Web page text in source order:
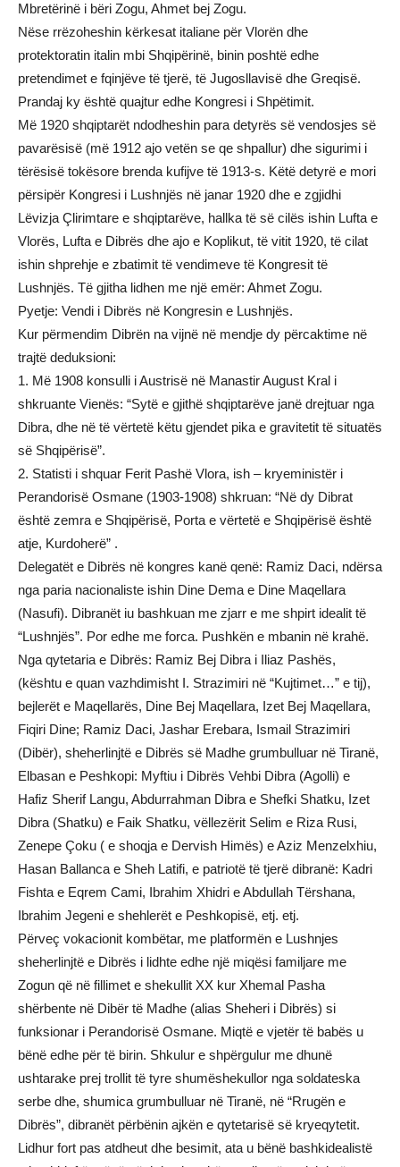
Mbretërinë i bëri Zogu, Ahmet bej Zogu.
Nëse rrëzoheshin kërkesat italiane për Vlorën dhe
protektoratin italin mbi Shqipërinë, binin poshtë edhe
pretendimet e fqinjëve të tjerë, të Jugosllavisë dhe Greqisë.
Prandaj ky është quajtur edhe Kongresi i Shpëtimit.
Më 1920 shqiptarët ndodheshin para detyrës së vendosjes së
pavarësisë (më 1912 ajo vetën se qe shpallur) dhe sigurimi i
tërësisë tokësore brenda kufijve të 1913-s. Këtë detyrë e mori
përsipër Kongresi i Lushnjës në janar 1920 dhe e zgjidhi
Lëvizja Çlirimtare e shqiptarëve, hallka të së cilës ishin Lufta e
Vlorës, Lufta e Dibrës dhe ajo e Koplikut, të vitit 1920, të cilat
ishin shprehje e zbatimit të vendimeve të Kongresit të
Lushnjës. Të gjitha lidhen me një emër: Ahmet Zogu.
Pyetje: Vendi i Dibrës në Kongresin e Lushnjës.
Kur përmendim Dibrën na vijnë në mendje dy përcaktime në
trajtë deduksioni:
1. Më 1908 konsulli i Austrisë në Manastir August Kral i
shkruante Vienës: “Sytë e gjithë shqiptarëve janë drejtuar nga
Dibra, dhe në të vërtetë këtu gjendet pika e gravitetit të situatës
së Shqipërisë”.
2. Statisti i shquar Ferit Pashë Vlora, ish – kryeministër i
Perandorisë Osmane (1903-1908) shkruan: “Në dy Dibrat
është zemra e Shqipërisë, Porta e vërtetë e Shqipërisë është
atje, Kurdoherë” .
Delegatët e Dibrës në kongres kanë qenë: Ramiz Daci, ndërsa
nga paria nacionaliste ishin Dine Dema e Dine Maqellara
(Nasufi). Dibranët iu bashkuan me zjarr e me shpirt idealit të
“Lushnjës”. Por edhe me forca. Pushkën e mbanin në krahë.
Nga qytetaria e Dibrës: Ramiz Bej Dibra i Iliaz Pashës,
(kështu e quan vazhdimisht I. Strazimiri në “Kujtimet…” e tij),
bejlerët e Maqellarës, Dine Bej Maqellara, Izet Bej Maqellara,
Fiqiri Dine; Ramiz Daci, Jashar Erebara, Ismail Strazimiri
(Dibër), sheherlinjtë e Dibrës së Madhe grumbulluar në Tiranë,
Elbasan e Peshkopi: Myftiu i Dibrës Vehbi Dibra (Agolli) e
Hafiz Sherif Langu, Abdurrahman Dibra e Shefki Shatku, Izet
Dibra (Shatku) e Faik Shatku, vëllezërit Selim e Riza Rusi,
Zenepe Çoku ( e shoqja e Dervish Himës) e Aziz Menzelxhiu,
Hasan Ballanca e Sheh Latifi, e patriotë të tjerë dibranë: Kadri
Fishta e Eqrem Cami, Ibrahim Xhidri e Abdullah Tërshana,
Ibrahim Jegeni e shehlerët e Peshkopisë, etj. etj.
Përveç vokacionit kombëtar, me platformën e Lushnjes
sheherlinjtë e Dibrës i lidhte edhe një miqësi familjare me
Zogun që në fillimet e shekullit XX kur Xhemal Pasha
shërbente në Dibër të Madhe (alias Sheheri i Dibrës) si
funksionar i Perandorisë Osmane. Miqtë e vjetër të babës u
bënë edhe për të birin. Shkulur e shpërgulur me dhunë
ushtarake prej trollit të tyre shumëshekullor nga soldateska
serbe dhe, shumica grumbulluar në Tiranë, në “Rrugën e
Dibrës”, dibranët përbënin ajkën e qytetarisë së kryeqytetit.
Lidhur fort pas atdheut dhe besimit, ata u bënë bashkidealistë